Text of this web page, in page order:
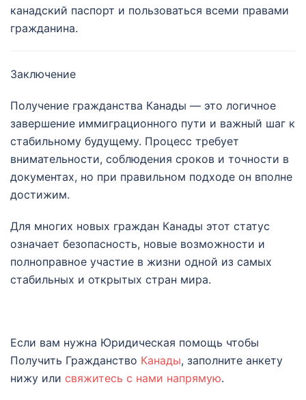
канадский паспорт и пользоваться всеми правами
гражданина.
Заключение
Получение гражданства Канады — это логичное
завершение иммиграционного пути и важный шаг к
стабильному будущему. Процесс требует
внимательности, соблюдения сроков и точности в
документах, но при правильном подходе он вполне
достижим.
Для многих новых граждан Канады этот статус
означает безопасность, новые возможности и
полноправное участие в жизни одной из самых
стабильных и открытых стран мира.
Если вам нужна Юридическая помощь чтобы
Получить Гражданство Канады, заполните анкету
нижу или свяжитесь с нами напрямую.